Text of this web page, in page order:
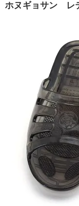
ホヌギョサン レ